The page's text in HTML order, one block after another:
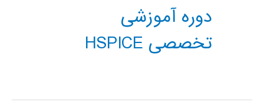
دوره آموزشی
تخصصی HSPICE